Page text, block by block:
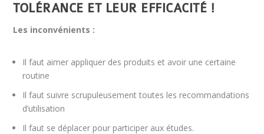
TOLÉRANCE ET LEUR EFFICACITÉ !
Les inconvénients :
Il faut aimer appliquer des produits et avoir une certaine
routine
Il faut suivre scrupuleusement toutes les recommandations
d’utilisation
Il faut se déplacer pour participer aux études.